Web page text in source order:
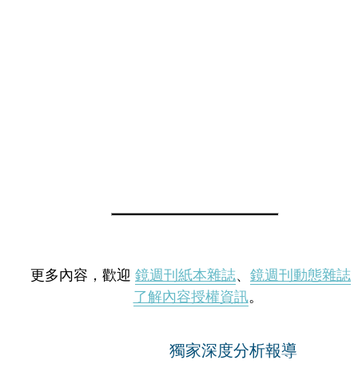
更多內容，歡迎 鏡週刊紙本雜誌、 鏡週刊動態雜誌
了解內容授權資訊。
獨家深度分析報導